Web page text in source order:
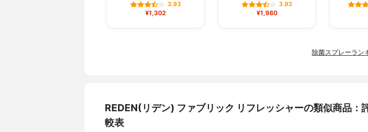
3.93
¥1,302
3.92
¥1,980
除菌スプレーラン
REDEN(リデン) ファブリック リフレッシャーの類似商品：
較表